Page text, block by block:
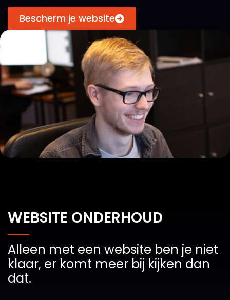
Bescherm je website
WEBSITE ONDERHOUD
Alleen met een website ben je niet
klaar, er komt meer bij kijken dan
dat.